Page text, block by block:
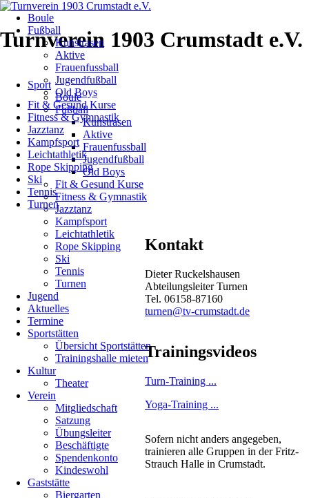
Turnverein 1903 Crumstadt e.V.
Navigation
überspringen
Sport
Boule
Fußball
Kunstrasen
Aktive
Frauenfussball
Jugendfußball
Old Boys
Fit & Gesund Kurse
Fitness & Gymnastik
Jazztanz
Kampfsport
Leichtathletik
Rope Skipping
Ski
Tennis
Turnen
Jugend
Aktuelles
Termine
Sportstätten
Übersicht Sportstätten
Trainingshalle mieten
Kultur
Theater
Verein
Mitgliedschaft
Satzung
Übungsleiter
Beschäftigte
Spendenkonto
Kindeswohl
Gaststätte
Biergarten
Turnen
2
in
Ramstadt
07.10.2013
von
Dieter
Ruckelshausen
Die
Turner
konnten
ihre
Plätze
aus
der
Navigation
überspringen
Boule
Fußball
Kunstrasen
Aktive
Frauenfussball
Jugendfußball
Old Boys
Fit & Gesund Kurse
Fitness & Gymnastik
Jazztanz
Kampfsport
Leichtathletik
Rope Skipping
Ski
Tennis
Turnen
Kontakt
Dieter Ruckelshausen
Abteilungsleiter Turnen
Tel. 06158-87160
turnen@tv-crumstadt.de
Trainingsvideos
Turn-Training ...
Yoga-Training ...
Sofern nicht anders angegeben,
trainieren alle Gruppen in der Fritz-
Strauch Halle in Crumstadt.